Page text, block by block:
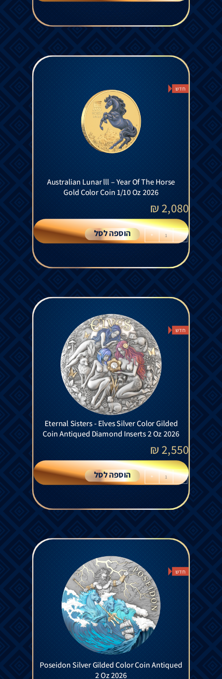
חדש
Australian Lunar lll – Year Of The Horse
Gold Color Coin 1/10 Oz 2026
2,080
₪
-
+ הוספה לסל
חדש
Eternal Sisters - Elves Silver Color Gilded
Coin Antiqued Diamond Inserts 2 Oz 2026
2,550
₪
-
+ הוספה לסל
חדש
Poseidon Silver Gilded Color Coin Antiqued
2 Oz 2026